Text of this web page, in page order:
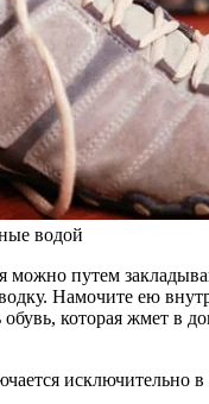
водой
можно путем
Намочите ею
которая жмет в
исключительно